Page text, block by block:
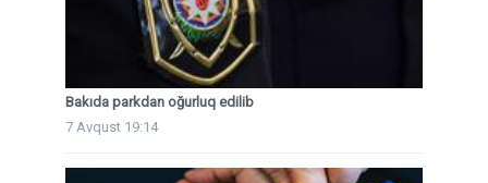
Bakıda parkdan oğurluq edilib
7 Avqust 19:14